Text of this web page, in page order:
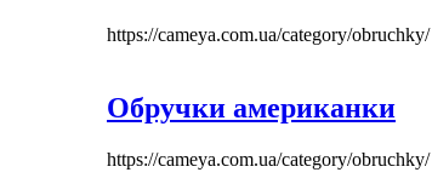
https://cameya.com.ua/category/obruchky/
Обручки американки
https://cameya.com.ua/category/obruchky/